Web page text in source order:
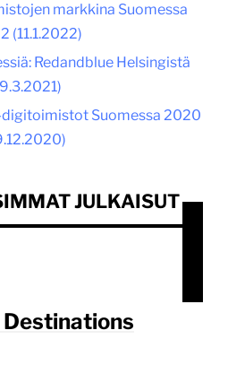
markkina Suomessa
(11.1.2022)
Redandblue Helsingistä
9.3.2021)
digitoimistot Suomessa 2020
)
JULKAISUT